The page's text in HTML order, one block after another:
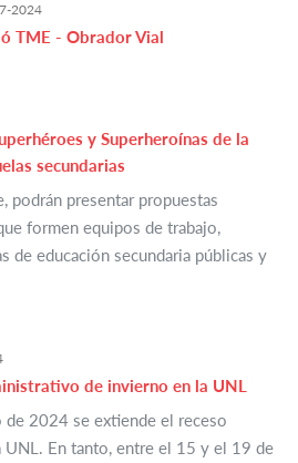
2024
TME - Obrador Vial
y Superheroínas de la
secundarias
podrán presentar propuestas
formen equipos de trabajo,
de educación secundaria públicas y
de invierno en la UNL
2024 se extiende el receso
UNL. En tanto, entre el 15 y el 19 de